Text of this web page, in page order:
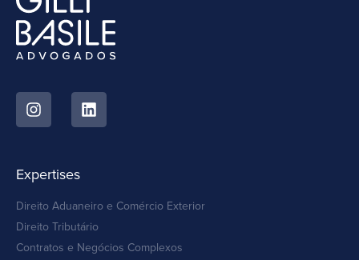
Expertises
Direito Aduaneiro e Comércio Exterior
Direito Tributário
Contratos e Negócios Complexos